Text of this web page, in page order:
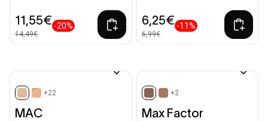
11,55€
14,49€
-20% 6,25€
6,99€
-11%
selected
+22
MAC
selected
+2
Max Factor